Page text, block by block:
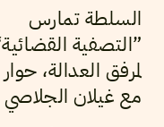
السلطة تمارس
”التصفية
لمرفق العدالة، حوار
مع غيلان الجلاصي